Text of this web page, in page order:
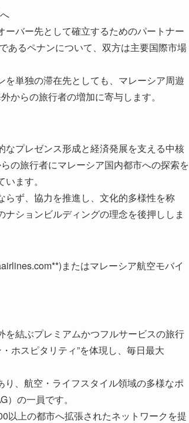
バー先として確立するためのパートナー
あるペナンについて、双方は主要国際市場
単独の滞在先としても、マレーシア周遊
からの旅行者の増加に寄与します。
プレゼンス形成と経済発展を支える中核
の旅行者にマレーシア国内都市への探索を
ます。
ず、協力を推進し、文化的多様性を称
ションビルディングの理念を後押ししま
またはマレーシア航空モバイ
結ぶプレミアムかつフルサービスの旅行
ホスピタリティ”を体現し、毎日最大
、航空・ライフスタイル領域の多様なポ
の一員です。
以上の都市へ拡張されたネットワークを提